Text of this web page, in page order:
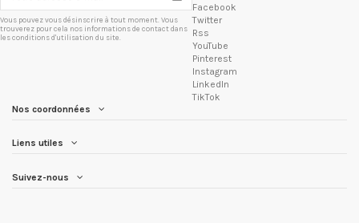
Vous pouvez vous désinscrire à tout moment. Vous
trouverez pour cela nos informations de contact dans
les conditions d'utilisation du site.
Facebook
Twitter
Rss
YouTube
Pinterest
Instagram
LinkedIn
TikTok
Nos coordonnées
Liens utiles
Suivez-nous